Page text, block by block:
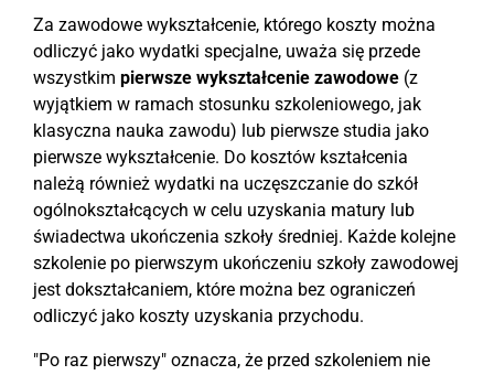
Za zawodowe wykształcenie, którego koszty można
odliczyć jako wydatki specjalne, uważa się przede
wszystkim pierwsze wykształcenie zawodowe (z
wyjątkiem w ramach stosunku szkoleniowego, jak
klasyczna nauka zawodu) lub pierwsze studia jako
pierwsze wykształcenie. Do kosztów kształcenia
należą również wydatki na uczęszczanie do szkół
ogólnokształcących w celu uzyskania matury lub
świadectwa ukończenia szkoły średniej. Każde kolejne
szkolenie po pierwszym ukończeniu szkoły zawodowej
jest dokształcaniem, które można bez ograniczeń
odliczyć jako koszty uzyskania przychodu.
"Po raz pierwszy" oznacza, że przed szkoleniem nie